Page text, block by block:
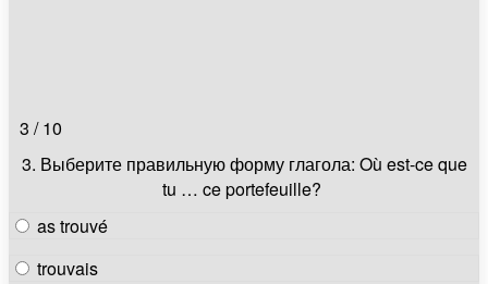
3 / 10
3. Выберите правильную форму глагола: Où est-ce que
tu … ce portefeuille?
as trouvé
trouvais